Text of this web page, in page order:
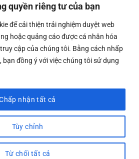
quyền riêng tư của bạn
để cải thiện trải nghiệm duyệt web
hoặc quảng cáo được cá nhân hóa
cập của chúng tôi. Bằng cách nhấp
, bạn đồng ý với việc chúng tôi sử dụng
Tùy chỉnh
Từ chối tất cả
nhận tất cả
Xương - Số ĐKKD: 0108783483
Sở Kế Hoạch và Đầu Tư Tp. Hà
Binh Xuong. All Rights Reserved